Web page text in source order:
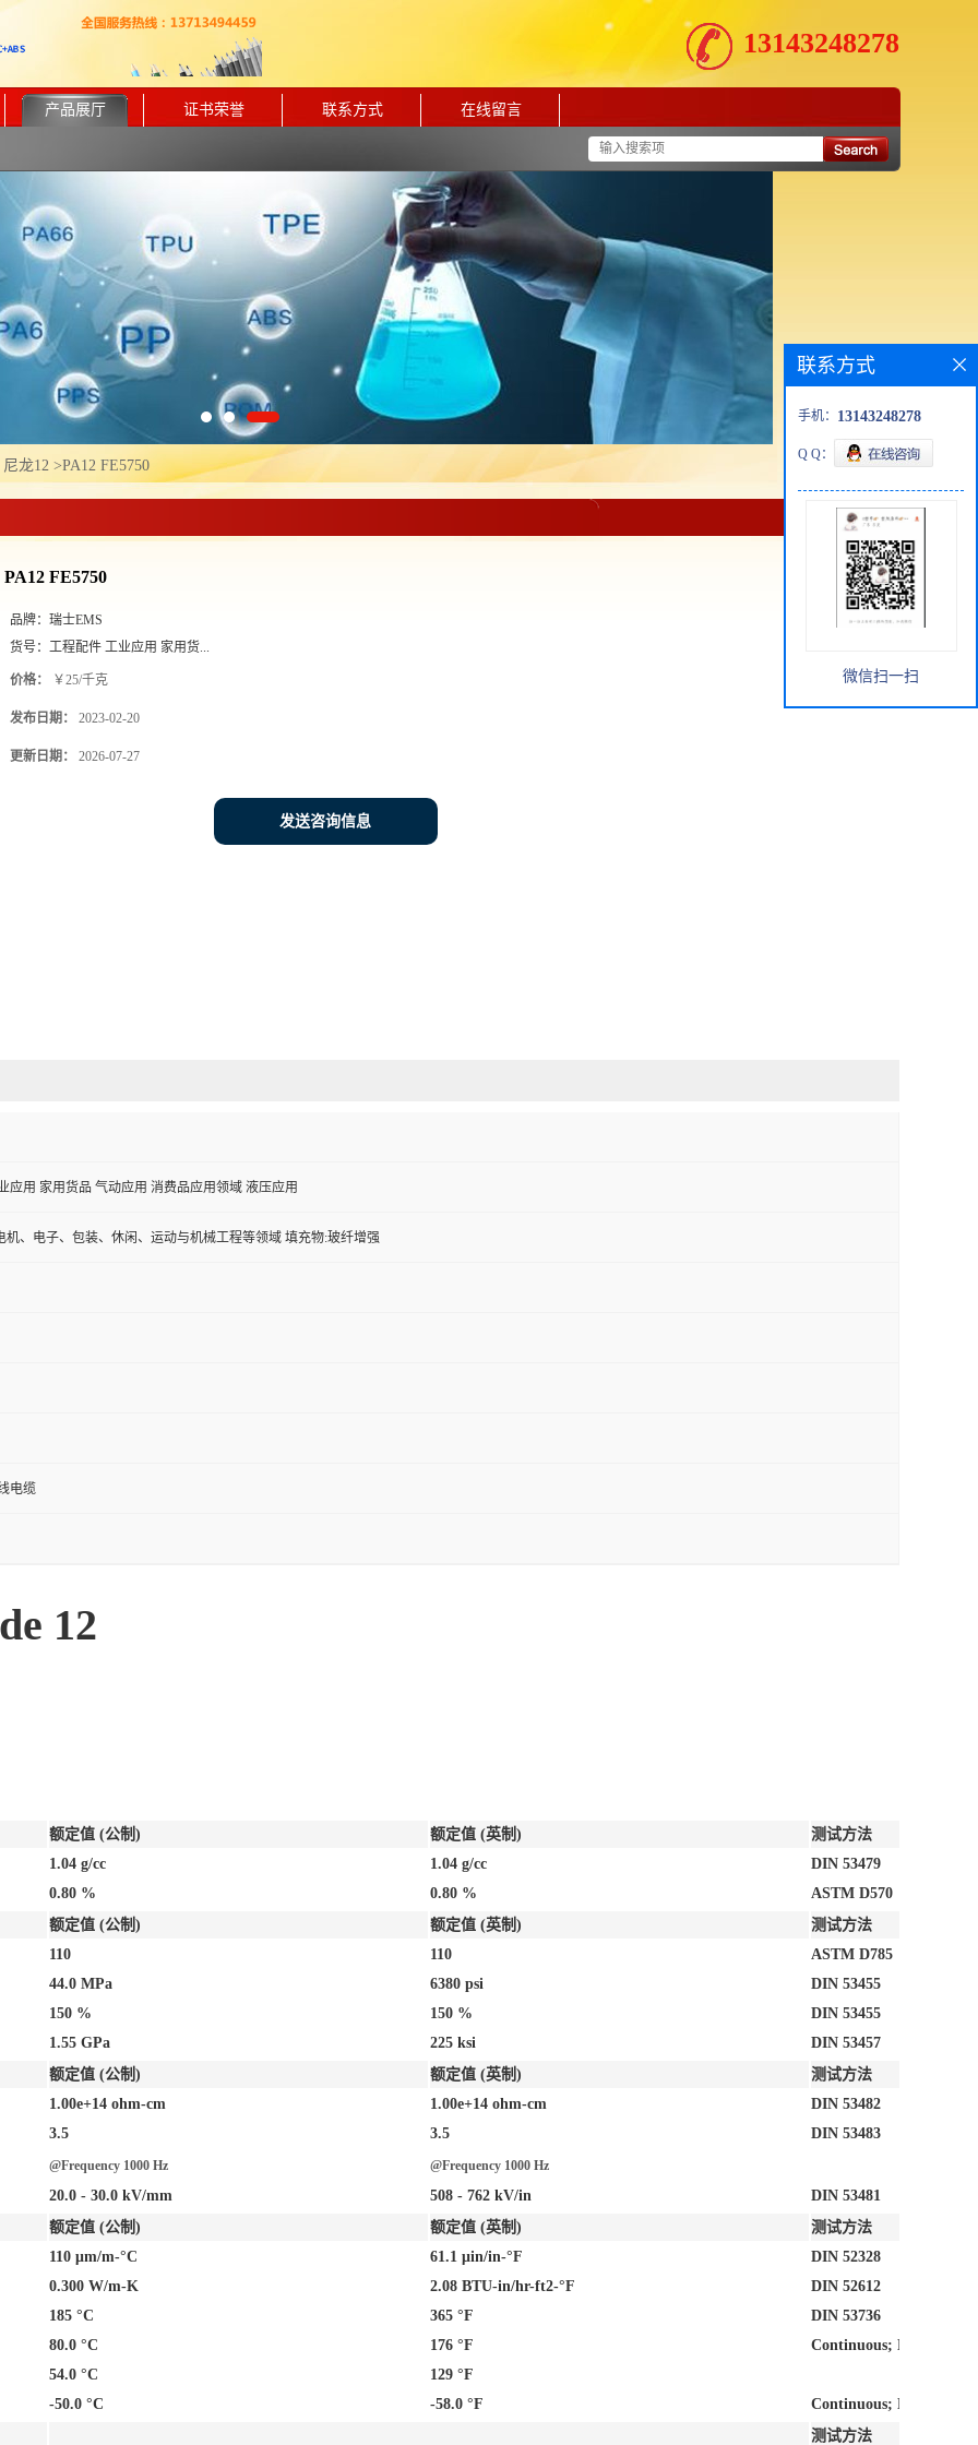
13143248278
产品展厅 证书荣誉 联系方式 在线留言
龙12 >PA12 FE5750
PA12 FE5750
品牌： 瑞士EMS
货号： 工程配件 工业应用 家用货...
价格： ￥25/千克
发布日期： 2023-02-20
更新日期： 2026-07-27
发送咨询信息
应用 家用货品 气动应用 消费品应用领域 液压应用
机、电子、包装、休闲、运动与机械工程等领域 填充物:玻纤增强
电缆
12
额定值 (公制) 额定值 (英制)
测试方法
1.04 g/cc
1.04 g/cc
DIN 53479
0.80 %
0.80 %
ASTM D570
额定值 (公制)
额定值 (英制)
测试方法
110
110
ASTM D785
44.0 MPa
6380 psi
DIN 53455
150 %
150 %
DIN 53455
1.55 GPa
225 ksi
DIN 53457
额定值 (公制)
额定值 (英制)
测试方法
1.00e+14 ohm-cm
1.00e+14 ohm-cm
DIN 53482
3.5
@Frequency 1000 Hz
3.5
@Frequency 1000 Hz
DIN 53483
20.0 - 30.0 kV/mm 508 - 762 kV/in
DIN 53481
额定值 (公制)
额定值 (英制)
测试方法
110 μm/m-°C
61.1 μin/in-°F
DIN 52328
0.300 W/m-K
2.08 BTU-in/hr-ft2-°F
DIN 52612
185 °C
365 °F
DIN 53736
80.0 °C
176 °F
Continuous; DIN 52612
54.0 °C
129 °F
-50.0 °C
-58.0 °F
Continuous; DIN 52612
测试方法
联系方式
手机： 13143248278
Q Q：
微信扫一扫